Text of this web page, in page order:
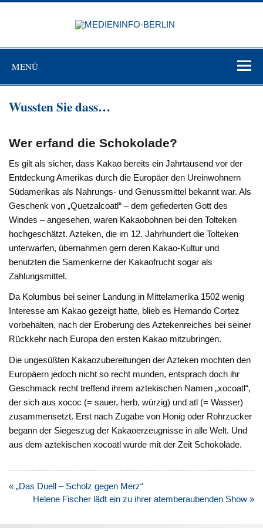
Zum
MENÜ
Wussten Sie dass…
Wer erfand die Schokolade?
Es gilt als sicher, dass Kakao bereits ein Jahrtausend vor der
Entdeckung Amerikas durch die Europäer den Ureinwohnern
Südamerikas als Nahrungs- und Genussmittel bekannt war. Als
Geschenk von „Quetzalcoatl“ – dem gefiederten Gott des
Windes – angesehen, waren Kakaobohnen bei den Tolteken
hochgeschätzt. Azteken, die im 12. Jahrhundert die Tolteken
unterwarfen, übernahmen gern deren Kakao-Kultur und
benutzten die Samenkerne der Kakaofrucht sogar als
Zahlungsmittel.
Da Kolumbus bei seiner Landung in Mittelamerika 1502 wenig
Interesse am Kakao gezeigt hatte, blieb es Hernando Cortez
vorbehalten, nach der Eroberung des Aztekenreiches bei seiner
Rückkehr nach Europa den ersten Kakao mitzubringen.
Die ungesüßten Kakaozubereitungen der Azteken mochten den
Europäern jedoch nicht so recht munden, entsprach doch ihr
Geschmack recht treffend ihrem aztekischen Namen „xocoatl“,
der sich aus xococ (= sauer, herb, würzig) und atl (= Wasser)
zusammensetzt. Erst nach Zugabe von Honig oder Rohrzucker
begann der Siegeszug der Kakaoerzeugnisse in alle Welt. Und
aus dem aztekischen xocoatl wurde mit der Zeit Schokolade.
Beitragsnavigation
« „Das Duell – Scholz gegen Merz“
Helene Fischer lädt ein zu ihrer atemberaubenden Show »